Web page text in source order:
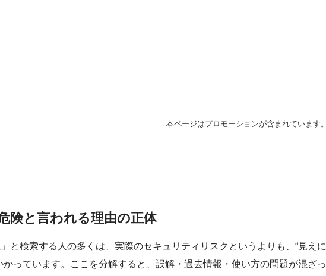
本ページはプロモーションが含まれています。
険と言われる理由の正体
と検索する人の多くは、実際のセキュリティリスクというよりも、“見えに
かっています。ここを分解すると、誤解・過去情報・使い方の問題が混ざっ